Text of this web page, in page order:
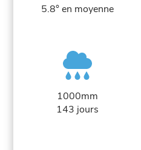
5.8° en moyenne
1000mm
143 jours